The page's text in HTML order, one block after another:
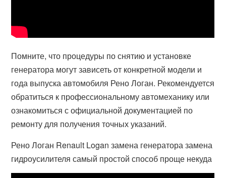
Помните, что процедуры по снятию и установке
генератора могут зависеть от конкретной модели и
года выпуска автомобиля Рено Логан. Рекомендуется
обратиться к профессиональному автомеханику или
ознакомиться с официальной документацией по
ремонту для получения точных указаний.
Рено Логан Renault Logan замена генератора замена
гидроусилителя самый простой способ проще некуда